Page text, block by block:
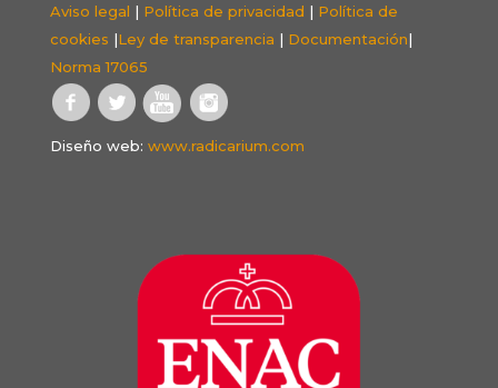
Aviso legal | Política de privacidad | Política de
cookies |Ley de transparencia | Documentación|
Norma 17065
Diseño web: www.radicarium.com